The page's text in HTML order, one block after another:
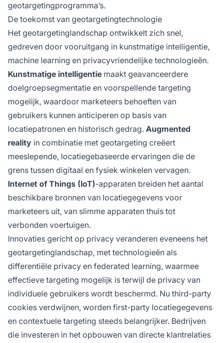
geotargetingprogramma’s.
De toekomst van geotargetingtechnologie
Het geotargetinglandschap ontwikkelt zich snel,
gedreven door vooruitgang in kunstmatige intelligentie,
machine learning en privacyvriendelijke technologieën.
Kunstmatige intelligentie maakt geavanceerdere
doelgroepsegmentatie en voorspellende targeting
mogelijk, waardoor marketeers behoeften van
gebruikers kunnen anticiperen op basis van
locatiepatronen en historisch gedrag. Augmented
reality in combinatie met geotargeting creëert
meeslepende, locatiegebaseerde ervaringen die de
grens tussen digitaal en fysiek winkelen vervagen.
Internet of Things (IoT)-apparaten breiden het aantal
beschikbare bronnen van locatiegegevens voor
marketeers uit, van slimme apparaten thuis tot
verbonden voertuigen.
Innovaties gericht op privacy veranderen eveneens het
geotargetinglandschap, met technologieën als
differentiële privacy en federated learning, waarmee
effectieve targeting mogelijk is terwijl de privacy van
individuele gebruikers wordt beschermd. Nu third-party
cookies verdwijnen, worden first-party locatiegegevens
en contextuele targeting steeds belangrijker. Bedrijven
die investeren in het opbouwen van directe klantrelaties